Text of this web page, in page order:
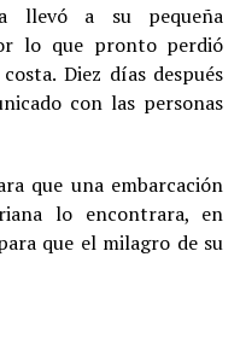
llevó a su pequeña
lo que pronto perdió
Diez días después
con las personas
que una embarcación
lo encontrara, en
que el milagro de su